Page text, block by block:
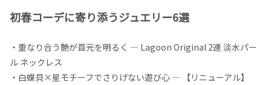
初春コーデに寄り添うジュエリー6選
・重なり合う艶が首元を明るく — Lagoon Original 2連 淡水パー
ル ネックレス
・白蝶貝×星モチーフでさりげない遊び心 — 【リニューアル】